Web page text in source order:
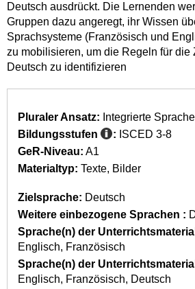
Deutsch ausdrückt. Die Lernenden
Gruppen dazu angeregt, ihr Wissen
Sprachsysteme (Französisch und
zu mobilisieren, um die Regeln für die
Deutsch zu identifizieren
Pluraler Ansatz: Integrierte
Bildungsstufen
: ISCED 3-8
GeR-Niveau: A1
Materialtyp: Texte Bilder
Zielsprache: Deutsch
Weitere einbezogene Sprachen :
Sprache(n) der
Englisch
Französisch
Sprache(n) der
Englisch
Französisch Deutsch